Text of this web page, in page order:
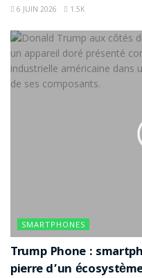
6 JUIN 2026 1.5K
SMARTPHONES
Trump Phone :
pierre d’un